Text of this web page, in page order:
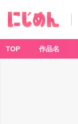
バ
ケ
（伊
月
TOP 作品名